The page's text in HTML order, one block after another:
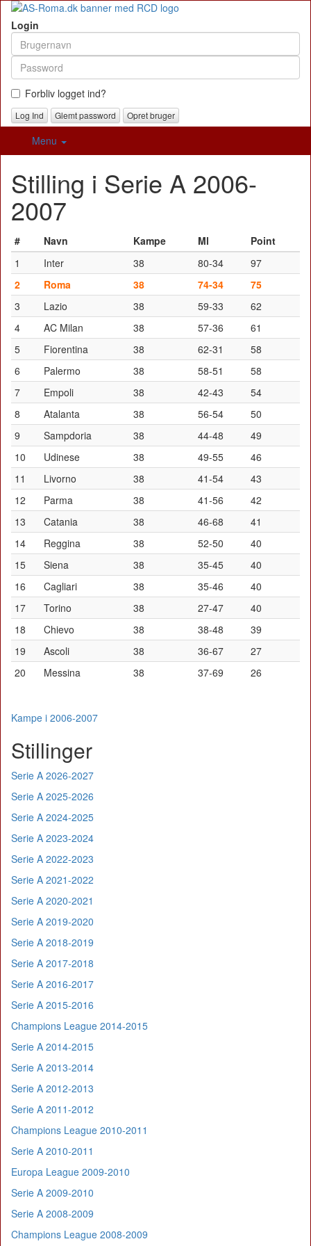
Login
Forbliv logget ind?
Glemt password Opret bruger
Menu
Stilling i Serie A 2006-
2007
# Navn Kampe Ml
Point
1
Inter 38 80-34
97
2
Roma 38 74-34
75
3
Lazio 38 59-33
62
4
AC Milan 38 57-36
61
5
Fiorentina 38 62-31
58
6
Palermo 38 58-51
58
7
Empoli 38 42-43
54
8
Atalanta 38 56-54
50
9
Sampdoria 38 44-48
49
10
Udinese 38 49-55
46
11
Livorno 38 41-54
43
12
Parma 38 41-56
42
13
Catania 38 46-68
41
14
Reggina 38 52-50
40
15
Siena 38 35-45
40
16
Cagliari 38 35-46
40
17
Torino 38 27-47
40
18
Chievo 38 38-48
39
19
Ascoli 38 36-67
27
20
Messina 38 37-69 26
Kampe i 2006-2007
Stillinger
Serie A 2026-2027
Serie A 2025-2026
Serie A 2024-2025
Serie A 2023-2024
Serie A 2022-2023
Serie A 2021-2022
Serie A 2020-2021
Serie A 2019-2020
Serie A 2018-2019
Serie A 2017-2018
Serie A 2016-2017
Serie A 2015-2016
Champions League 2014-2015
Serie A 2014-2015
Serie A 2013-2014
Serie A 2012-2013
Serie A 2011-2012
Champions League 2010-2011
Serie A 2010-2011
Europa League 2009-2010
Serie A 2009-2010
Serie A 2008-2009
Champions League 2008-2009